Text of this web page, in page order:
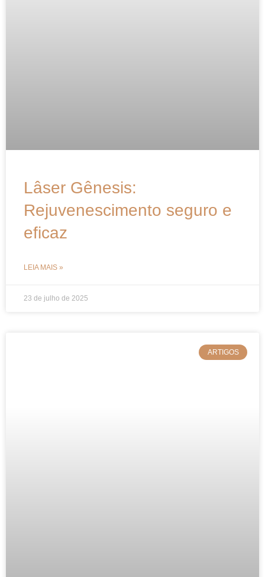
Lâser Gênesis:
Rejuvenescimento seguro e
eficaz
LEIA MAIS »
23 de julho de 2025
ARTIGOS